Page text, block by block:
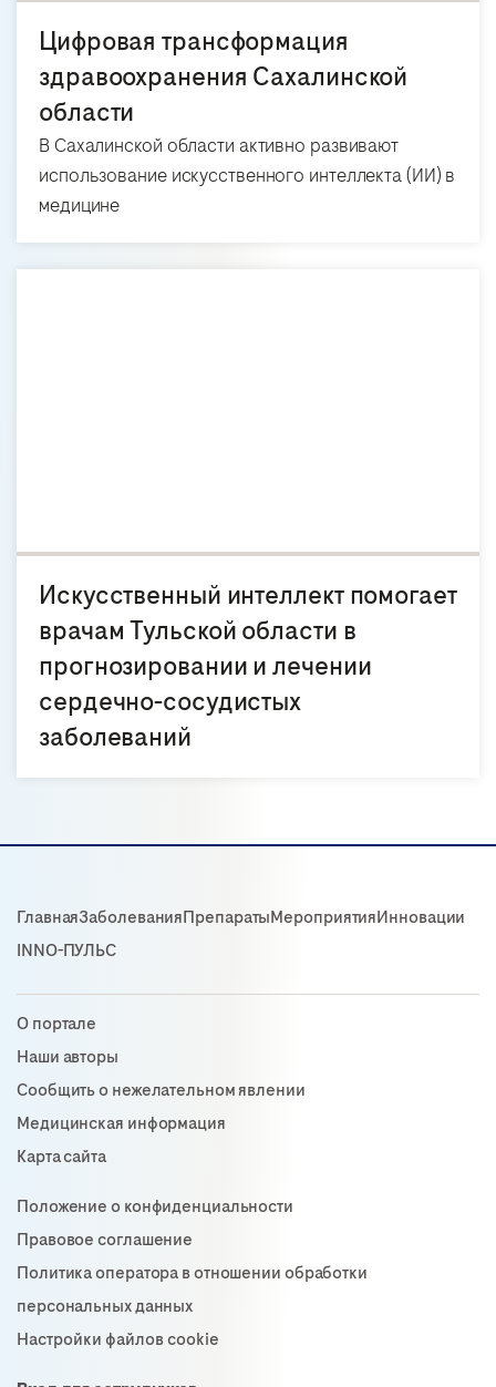
Цифровая трансформация
здравоохранения Сахалинской
области
В Сахалинской области активно развивают
использование искусственного интеллекта (ИИ) в
медицине
Искусственный интеллект помогает
врачам Тульской области в
прогнозировании и лечении
сердечно-сосудистых
заболеваний
ГлавнаяЗаболеванияПрепаратыМероприятияИнновации
INNO-ПУЛЬС
О портале
Наши авторы
Сообщить о нежелательном явлении
Медицинская информация
Карта сайта
Положение о конфиденциальности
Правовое соглашение
Политика оператора в отношении обработки
персональных данных
Настройки файлов cookie